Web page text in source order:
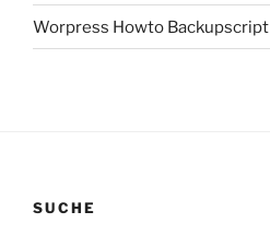
Worpress Howto Backupscript
SUCHE